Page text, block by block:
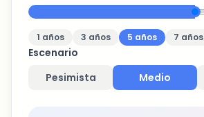
1 años 3 años 5 años 7 años
Escenario
Pesimista
Medio